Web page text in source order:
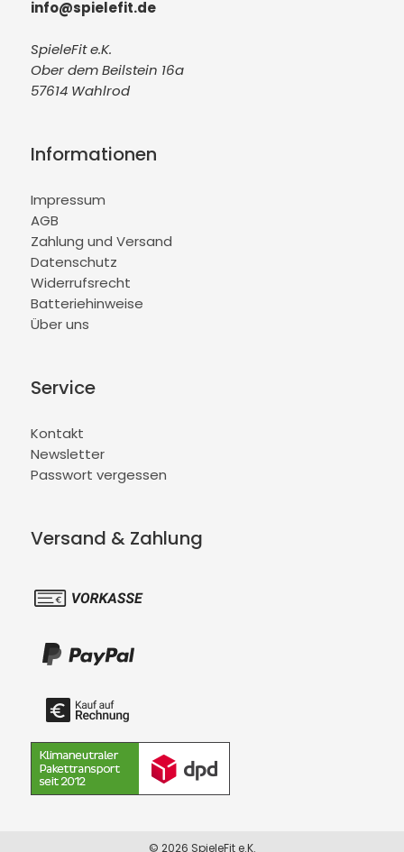
info@spielefit.de
SpieleFit e.K.
Ober dem Beilstein 16a
57614 Wahlrod
Informationen
Impressum
AGB
Zahlung und Versand
Datenschutz
Widerrufsrecht
Batteriehinweise
Über uns
Service
Kontakt
Newsletter
Passwort vergessen
Versand & Zahlung
© 2026 SpieleFit e.K.